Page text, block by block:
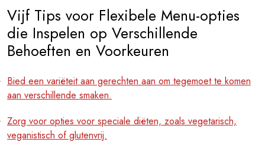
Vijf Tips voor Flexibele Menu-opties
die Inspelen op Verschillende
Behoeften en Voorkeuren
Bied een variëteit aan gerechten aan om tegemoet te komen
aan verschillende smaken.
Zorg voor opties voor speciale diëten, zoals vegetarisch,
veganistisch of glutenvrij.